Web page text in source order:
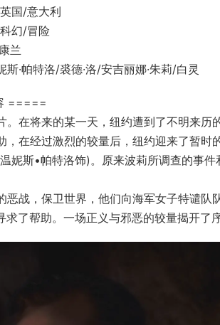
/意大利
/冒险
兰
特洛/裘德·洛/安吉丽娜·朱莉/白灵
=====
。在将来的某一天，纽约遭到了不明来
，在经过激烈的较量后，纽约迎来了暂
妮斯•帕特洛饰)。原来波莉所调查的事
恶战，保卫世界，他们向海军女子特谴
求了帮助。一场正义与邪恶的较量揭开了